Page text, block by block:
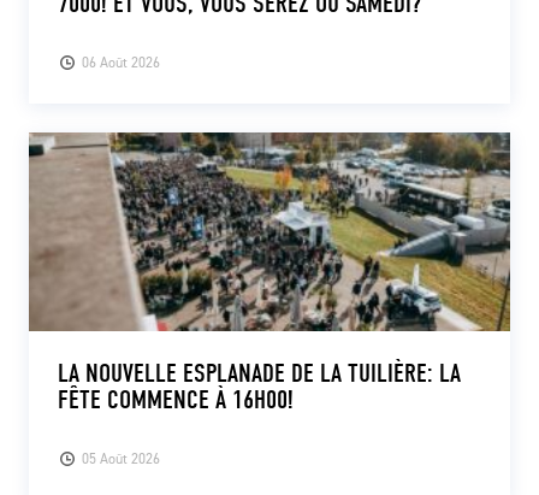
06 Août 2026
05 Août 2026
LA NOUVELLE ESPLANADE DE LA TUILIÈRE: LA
FÊTE COMMENCE À 16H00!